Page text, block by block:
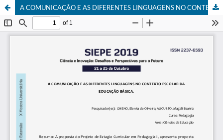
A COMUNICAÇÃO E AS DIFERENTES LINGUAGENS NO CONTEXTO ESCOLAR DA EDUCAÇÃO BÁSICA.